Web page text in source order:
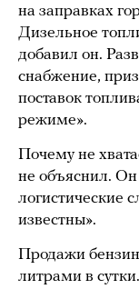
на заправках
Дизельное
добавил он.
снабжение,
поставок
режиме».
Почему не
не объяснил.
логистические
известны».
Продажи
литрами в